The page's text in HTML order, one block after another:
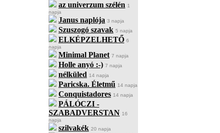
az univerzum szélén 1
napja
Janus naplója 3 napja
Szuszogó szavak 5 napja
ELKÉPZELHETŐ 6
napja
Minimal Planet 7 napja
Holle anyó :-) 7 napja
nélküled 14 napja
Paricska. Életmű 14 napja
Conquistadores 14 napja
PÁLÓCZI -
SZABADVERSTAN 16
napja
szilvakék 20 napja